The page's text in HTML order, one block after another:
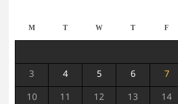
M T W T F
3 4 5 6 7
10 11 12 13 14